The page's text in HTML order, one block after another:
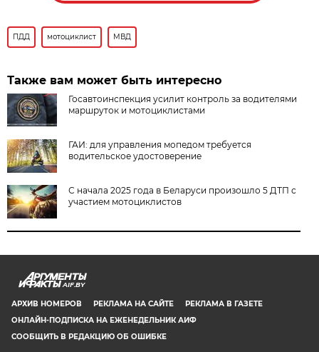
ПДД мотоциклист МВД
Также вам может быть интересно
Госавтоинспекция усилит контроль за водителями
маршруток и мотоциклистами
ГАИ: для управления мопедом требуется
водительское удостоверение
С начала 2025 года в Беларуси произошло 5 ДТП с
участием мотоциклистов
AIF.BY
АРХИВ НОМЕРОВ РЕКЛАМА НА САЙТЕ
РЕКЛАМА В ГАЗЕТЕ
ОНЛАЙН-ПОДПИСКА НА ЕЖЕНЕДЕЛЬНИК АИФ
СООБЩИТЬ В РЕДАКЦИЮ ОБ ОШИБКЕ